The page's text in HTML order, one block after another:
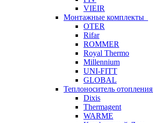
VIEIR
Монтажные комплекты
OTER
Rifar
ROMMER
Royal Thermo
Millennium
UNI-FITT
GLOBAL
Теплоноситель отопления
Dixis
Thermagent
WARME